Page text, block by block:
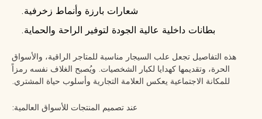
شعارات بارزة وأنماط زخرفية.
بطانات داخلية عالية الجودة لتوفير الراحة والحماية.
هذه التفاصيل تجعل علب السيجار مناسبة للمتاجر الراقية، والأسواق
الحرة، وتقديمها كهدايا لكبار الشخصيات. ويُصبح الغلاف نفسه رمزاً
للمكانة الاجتماعية يعكس العلامة التجارية وأسلوب حياة المشتري.
عند تصميم المنتجات للأسواق العالمية: